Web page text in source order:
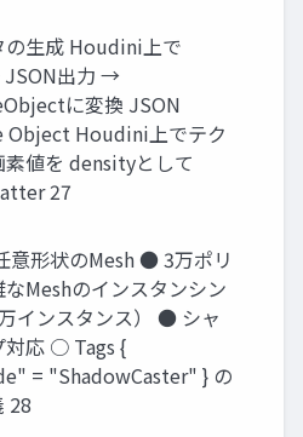
の生成 Houdini上で
出力 →
に変換 JSON
Object Houdini上でテク
素値を densityとして
27
形状のMesh ● 3万ポリ
Meshのインスタンシン
インスタンス） ● シャ
対応 ○ Tags {
= "ShadowCaster" } の
28